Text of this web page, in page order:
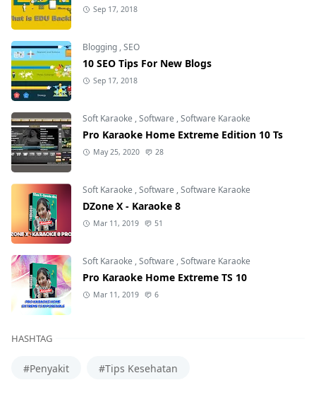
Sep 17, 2018
Blogging ,SEO
10 SEO Tips For New Blogs
Sep 17, 2018
Soft Karaoke ,Software ,Software Karaoke
Pro Karaoke Home Extreme Edition 10 Ts
May 25, 2020 28
Soft Karaoke ,Software ,Software Karaoke
DZone X - Karaoke 8
Mar 11, 2019 51
Soft Karaoke ,Software ,Software Karaoke
Pro Karaoke Home Extreme TS 10
Mar 11, 2019 6
HASHTAG
#Penyakit #Tips Kesehatan